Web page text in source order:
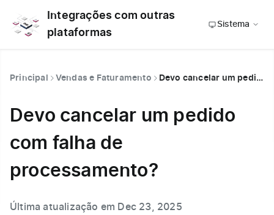
Integrações com outras
plataformas
Sistema
Principal Vendas e Faturamento Devo cancelar um pedido com falha de processamento?
Devo cancelar um pedido
com falha de
processamento?
Última atualização em Dec 23, 2025